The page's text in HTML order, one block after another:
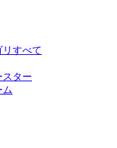
リすべて
スター
ム